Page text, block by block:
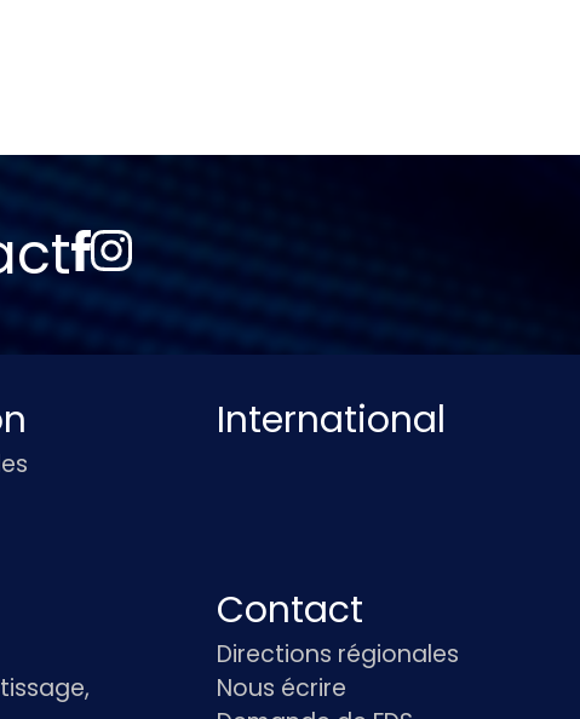
International
Contact
Directions régionales
Nous écrire